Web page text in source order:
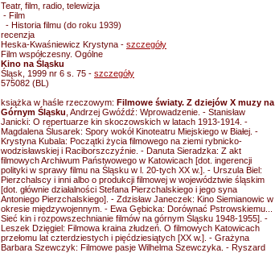
Teatr, film, radio, telewizja
- Film
- Historia filmu (do roku 1939)
recenzja
Heska-Kwaśniewicz Krystyna - szczegóły
Film współczesny. Ogólne
Kino na Śląsku
Śląsk, 1999 nr 6 s. 75 - szczegóły
575082 (BL)
książka w haśle rzeczowym: Filmowe światy. Z dziejów X muzy na
Górnym Śląsku , Andrzej Gwóźdź: Wprowadzenie. - Stanisław
Janicki: O repertuarze kin skoczowskich w latach 1913-1914. -
Magdalena Ślusarek: Spory wokół Kinoteatru Miejskiego w Białej. -
Krystyna Kubala: Początki życia filmowego na ziemi rybnicko-
wodzisławskiej i Raciborszczyźnie. - Danuta Sieradzka: Z akt
filmowych Archiwum Państwowego w Katowicach [dot. ingerencji
polityki w sprawy filmu na Śląsku w l. 20-tych XX w.]. - Urszula Biel:
Pierzchalscy i inni albo o produkcji filmowej w województwie śląskim
[dot. głównie działalności Stefana Pierzchalskiego i jego syna
Antoniego Pierzchalskiego]. - Zdzisław Janeczek: Kino Siemianowic w
okresie międzywojennym. - Ewa Gębicka: Dorównać Pstrowskiemu...
Sieć kin i rozpowszechnianie filmów na górnym Śląsku 1948-1955]. -
Leszek Dzięgiel: Filmowa kraina złudzeń. O filmowych Katowicach
przełomu lat czterdziestych i pięćdziesiątych [XX w.]. - Grażyna
Barbara Szewczyk: Filmowe pasje Wilhelma Szewczyka. - Ryszard